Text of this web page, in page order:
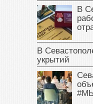
В
В
укрытий